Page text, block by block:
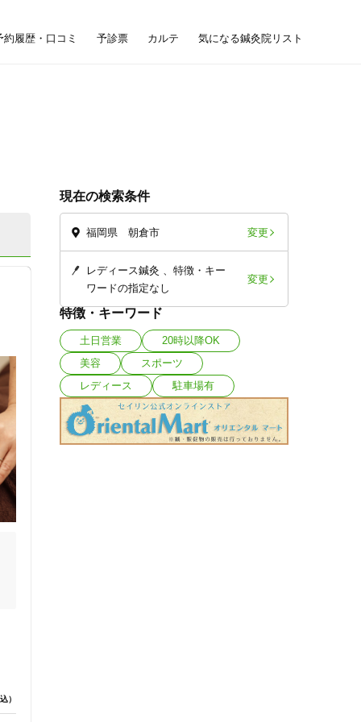
約履歴・口コミ 予診票 カルテ 気になる鍼灸院リスト
現在の検索条件
福岡県 朝倉市 変更
レディース鍼灸
特徴・キー
ワードの指定なし
変更
特徴・キーワード
土日営業
20時以降OK
美容
スポーツ
レディース
駐車場有
）